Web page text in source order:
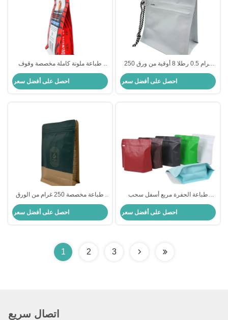
طباعة ملونة كاملة مخصصة وقوف
أسفل مربع أكياس مقطوعة للغذاء
حبوب القهوة أوراق الشاي الأعشاب
الزراعية زهرة
احصل على أفضل سعر
250 غرام 0.5 رطلا 8 أوقية من ورق
أبيض متسط أسفل كيس القهوة مع
صمام جانب السحب والخيط
احصل على أفضل سعر
طباعة مخصصة 250 غرام من الورق
المقوى بطبقة أسفل مسطحة القهوة
مع سحاب الأمامية وصمام طريق واحد
لحبوب القهوة مسحوق القهوة
احصل على أفضل سعر
طباعة الحفرة مربع أسفل سحب
القهوة القائمة القابلة لإعادة الإغلاق مع
الصمام
احصل على أفضل سعر
1 2 3
اتصال سريع